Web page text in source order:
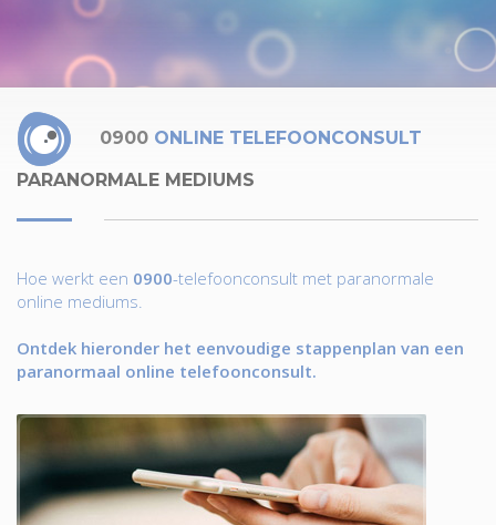
0900 ONLINE TELEFOONCONSULT
PARANORMALE MEDIUMS
Hoe werkt een 0900-telefoonconsult met paranormale
online mediums.
Ontdek hieronder het eenvoudige stappenplan van een
paranormaal online telefoonconsult.